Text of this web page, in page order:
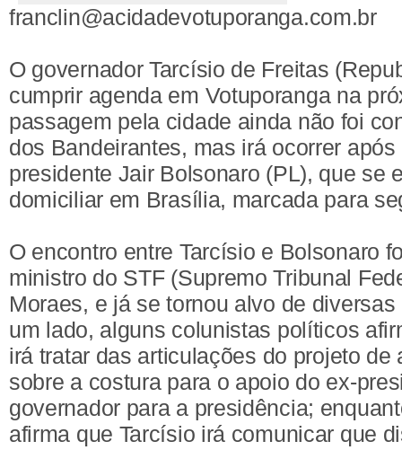
franclin@acidadevotuporanga.com.br
O governador Tarcísio de Freitas
cumprir agenda em Votuporanga na
passagem pela cidade ainda não foi
dos Bandeirantes, mas irá ocorrer
presidente Jair Bolsonaro (PL), que se
domiciliar em Brasília, marcada para
O encontro entre Tarcísio e Bolsonaro
ministro do STF (Supremo Tribunal
Moraes, e já se tornou alvo de
um lado, alguns colunistas políticos
irá tratar das articulações do projeto de
sobre a costura para o apoio do ex-
governador para a presidência;
afirma que Tarcísio irá comunicar que